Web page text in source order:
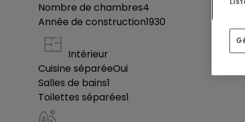
Les frais d'intermédiaires sont payables
Nombre de chambres4
Année de construction1930
Intérieur
Cuisine séparéeOui
Salles de bains1
Toilettes séparées1